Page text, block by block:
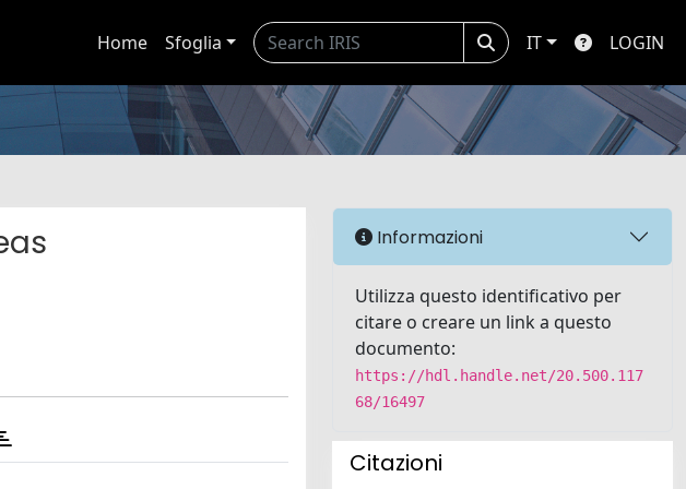
Home Sfoglia IT LOGIN
Informazioni
Utilizza questo identificativo per
citare o creare un link a questo
documento:
https://hdl.handle.net/20.500.117
68/16497
Citazioni